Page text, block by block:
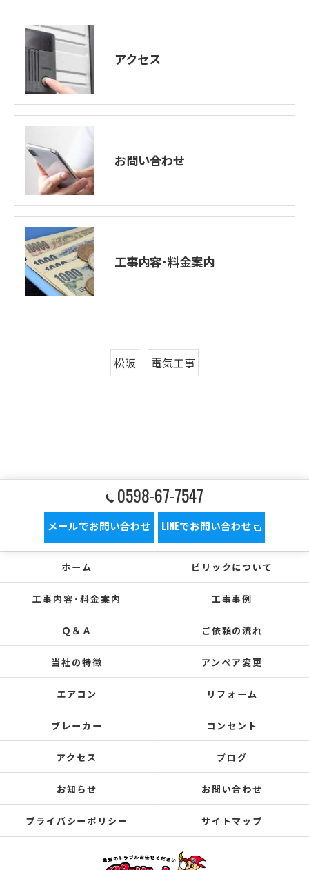
アクセス
お問い合わせ
工事内容･料金案内
松阪 電気工事
0598-67-7547
メールでお問い合わせ LINEでお問い合わせ
ホーム ビリックについて
工事内容･料金案内 工事事例
Ｑ＆Ａ ご依頼の流れ
当社の特徴 アンペア変更
エアコン リフォーム
ブレーカー コンセント
アクセス ブログ
お知らせ お問い合わせ
プライバシーポリシー サイトマップ